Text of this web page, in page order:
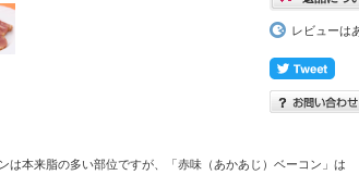
レビューは
は本来脂の多い部位ですが、「赤味（あかあじ）ベーコン」は